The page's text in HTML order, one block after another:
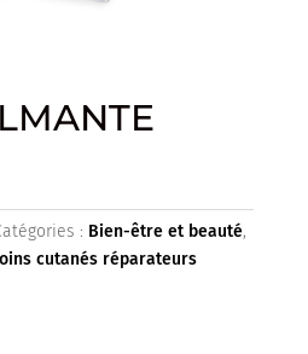
: Bien-être et beauté,
cutanés réparateurs